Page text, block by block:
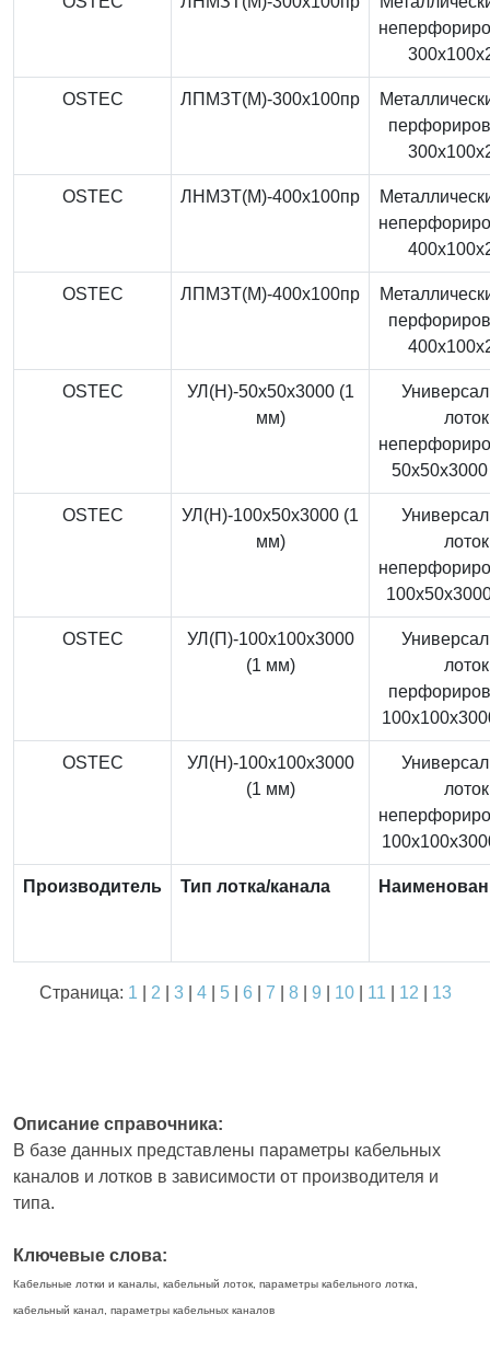
OSTEC ЛПМЗТ(М)-300x100пр
OSTEC ЛНМЗТ(М)-400x100пр
OSTEC ЛПМЗТ(М)-400x100пр
OSTEC
УЛ(Н)-50x50x3000 (1
мм)
лоток
OSTEC
УЛ(Н)-100x50x3000 (1
мм)
лоток
OSTEC
УЛ(П)-100x100x3000
(1 мм)
лоток
OSTEC
УЛ(Н)-100x100x3000
(1 мм)
лоток
Производитель Тип лотка/канала
Страница: 1 2 3| 4| 5| 6 7 8| 9 10| 11 12 13
Описание справочника:
В базе данных представлены параметры кабельных
каналов и лотков в зависимости от производителя и
типа.
Ключевые слова:
Кабельные лотки и каналы, кабельный лоток, параметры кабельного лотка,
кабельный канал, параметры кабельных каналов